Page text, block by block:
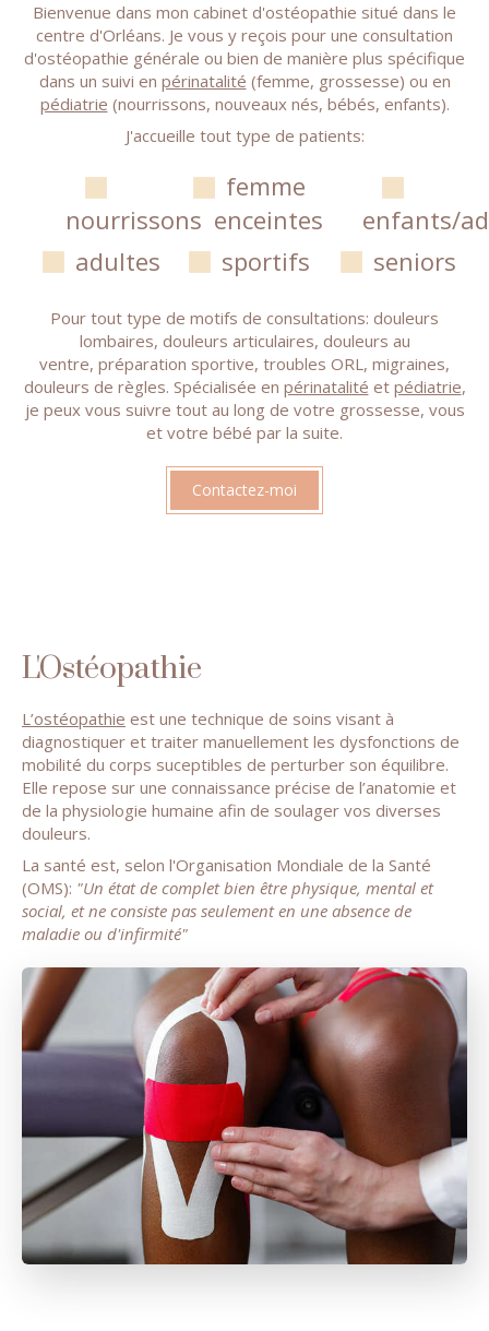
Bienvenue dans mon cabinet d'ostéopathie situé dans le
centre d'Orléans. Je vous y reçois pour une consultation
d'ostéopathie générale ou bien de manière plus spécifique
dans un suivi en périnatalité (femme, grossesse) ou en
pédiatrie (nourrissons, nouveaux nés, bébés, enfants).
J'accueille tout type de patients:
nourrissons
femme
enceintes
enfants/
adultes
sportifs seniors
Pour tout type de motifs de consultations: douleurs
lombaires, douleurs articulaires, douleurs au
ventre, préparation sportive, troubles ORL, migraines,
douleurs de règles. Spécialisée en périnatalité et pédiatrie,
je peux vous suivre tout au long de votre grossesse, vous
et votre bébé par la suite.
Contactez-moi
L'Ostéopathie
L’ostéopathie est une technique de soins visant à
diagnostiquer et traiter manuellement les dysfonctions de
mobilité du corps suceptibles de perturber son équilibre.
Elle repose sur une connaissance précise de l’anatomie et
de la physiologie humaine afin de soulager vos diverses
douleurs.
La santé est, selon l'Organisation Mondiale de la Santé
(OMS): "Un état de complet bien être physique, mental et
social, et ne consiste pas seulement en une absence de
maladie ou d'infirmité"